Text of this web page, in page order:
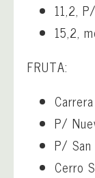
11,2,
15,2,
FRUTA:
P/
P/ San
Cerro